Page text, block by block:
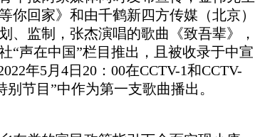
你回家》和由千鹤新四方传媒（北京）
、监制，张杰演唱的歌曲《致吾辈》，
“声在中国”栏目推出，且被收录于中宣
年5月4日20：00在CCTV-1和CCTV-
节目”中作为第一支歌曲播出。